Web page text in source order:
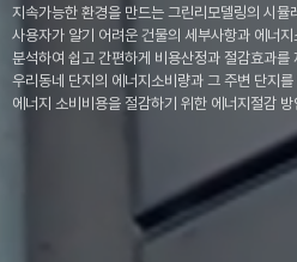
지속가능한 환경을 만드는 그린리모델링의 시뮬
사용자가 알기 어려운 건물의 세부사항과 에너
분석하여 쉽고 간편하게 비용산정과 절감효과를
우리동네 단지의 에너지소비량과 그 주변 단지를
에너지 소비비용을 절감하기 위한 에너지절감